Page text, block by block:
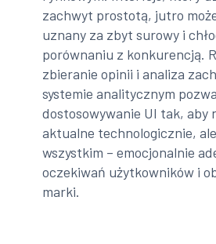
zachwyt prostotą, jutro
uznany za zbyt surowy i
porównaniu z konkurencją.
zbieranie opinii i analiza
systemie analitycznym
dostosowywanie UI tak, aby
aktualne technologicznie,
wszystkim – emocjonalnie
oczekiwań użytkowników i
marki.